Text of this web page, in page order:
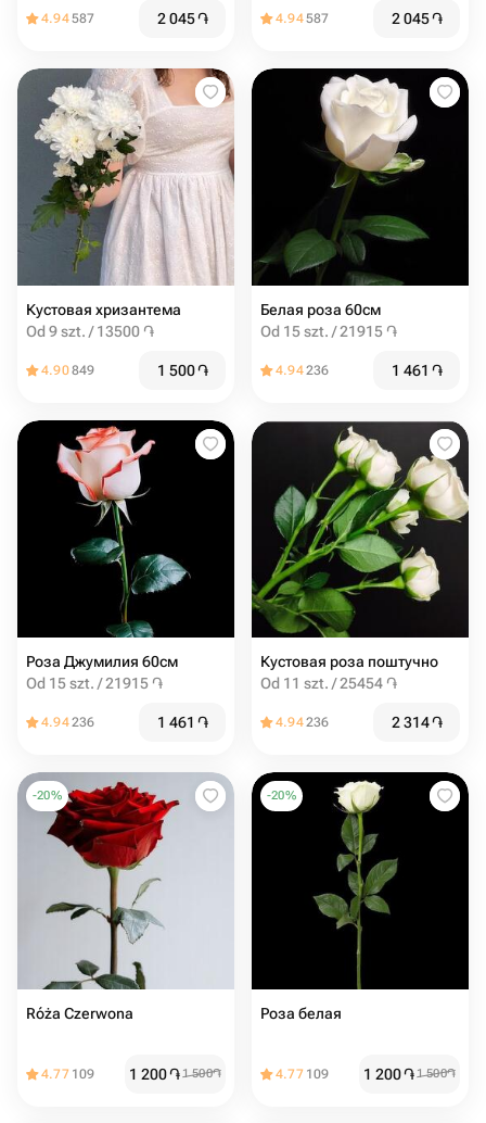
4.94587 2 045֏ 4.94587 2 045֏
Кустовая хризантема
Od 9 szt. / 13500 ֏
4.90849 1 500֏
Белая роза 60см
Od 15 szt. / 21915 ֏
4.94236 1 461 ֏
Роза Джумилия 60см
Od 15 szt. / 21915 ֏
4.94236 1 461 ֏
Кустовая роза поштучно
Od 11 szt. / 25454 ֏
4.94236 2 314֏
-20%
Róża Czerwona
4.77 109 1 200֏1 500֏
-20%
Роза белая
4.77 109 1 200֏1 500֏